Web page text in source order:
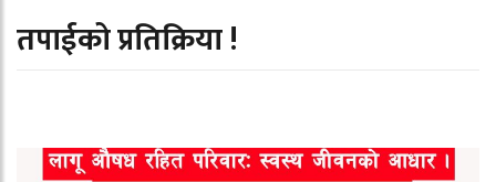
तपाईको प्रतिक्रिया !